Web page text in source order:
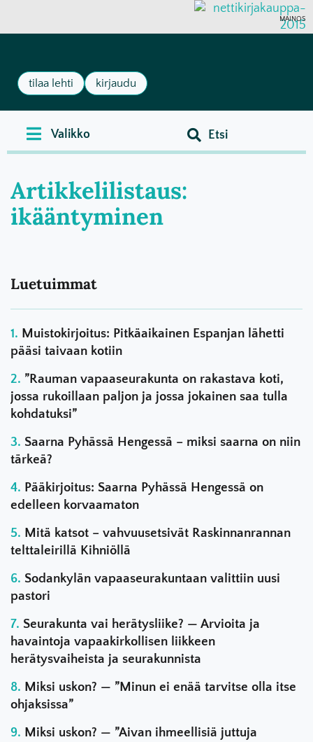
MAINOS
tilaa lehti kirjaudu
Artikkelilistaus:
ikääntyminen
Luetuimmat
Muistokirjoitus: Pitkäaikainen Espanjan lähetti
pääsi taivaan kotiin
”Rauman vapaaseurakunta on rakastava koti,
jossa rukoillaan paljon ja jossa jokainen saa tulla
kohdatuksi”
Saarna Pyhässä Hengessä – miksi saarna on niin
tärkeä?
Pääkirjoitus: Saarna Pyhässä Hengessä on
edelleen korvaamaton
Mitä katsot – vahvuusetsivät Raskinnanrannan
telttaleirillä Kihniöllä
Sodankylän vapaaseurakuntaan valittiin uusi
pastori
Seurakunta vai herätysliike? — Arvioita ja
havaintoja vapaakirkollisen liikkeen
herätysvaiheista ja seurakunnista
Miksi uskon? — ”Minun ei enää tarvitse olla itse
ohjaksissa”
Miksi uskon? — ”Aivan ihmeellisiä juttuja